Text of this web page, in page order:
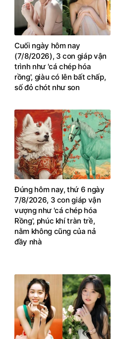
Cuối ngày hôm nay
(7/8/2026), 3 con giáp vận
trình như 'cá chép hóa
rồng', giàu có lên bất chấp,
số đỏ chót như son
Đúng hôm nay, thứ 6 ngày
7/8/2026, 3 con giáp vận
vượng như 'cá chép hóa
Rồng', phúc khí tràn trề,
nằm không cũng của nả
đầy nhà